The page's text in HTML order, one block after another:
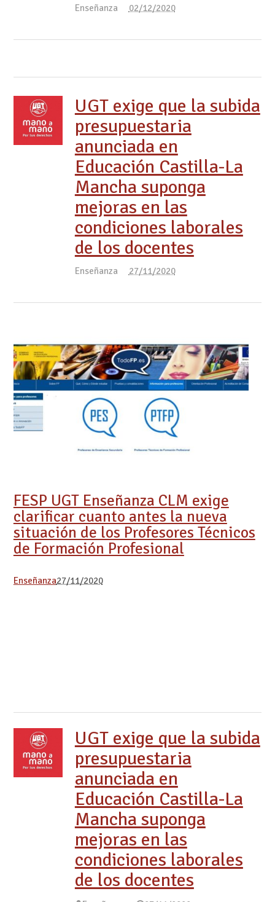
Enseñanza 02/12/2020
UGT exige que la subida
presupuestaria
anunciada en
Educación Castilla-La
Mancha suponga
mejoras en las
condiciones laborales
de los docentes
Enseñanza 27/11/2020
FESP UGT Enseñanza CLM exige
clarificar cuanto antes la nueva
situación de los Profesores Técnicos
de Formación Profesional
Enseñanza27/11/2020
UGT exige que la subida
presupuestaria
anunciada en
Educación Castilla-La
Mancha suponga
mejoras en las
condiciones laborales
de los docentes